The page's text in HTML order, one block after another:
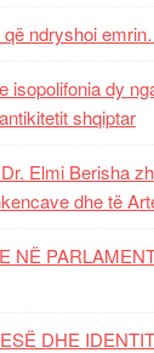
që ndryshoi
isopolifonia dy
shqiptar
Elmi Berisha
dhe të
NË
DHE